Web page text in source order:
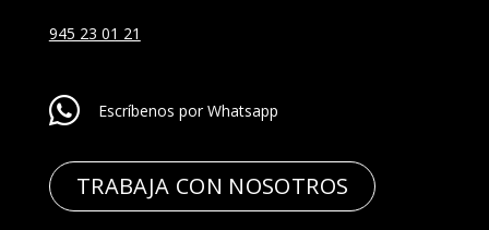
945 23 01 21
Escríbenos por Whatsapp
TRABAJA CON NOSOTROS